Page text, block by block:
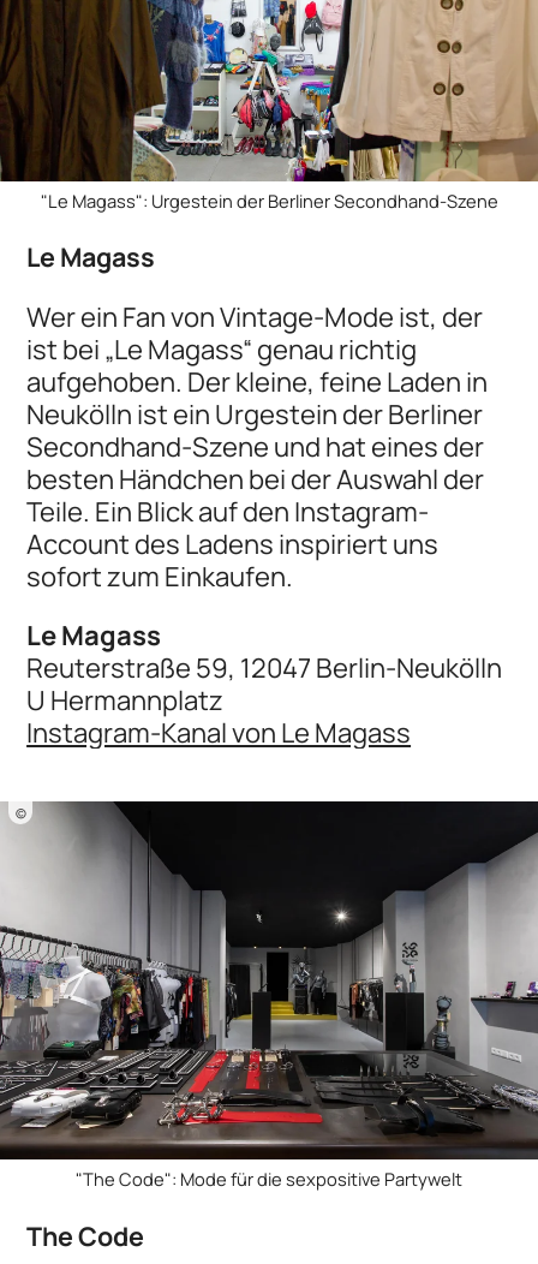
"Le Magass": Urgestein der Berliner Secondhand-Szene
Le Magass
Wer ein Fan von Vintage-Mode ist, der
ist bei „Le Magass“ genau richtig
aufgehoben. Der kleine, feine Laden in
Neukölln ist ein Urgestein der Berliner
Secondhand-Szene und hat eines der
besten Händchen bei der Auswahl der
Teile. Ein Blick auf den Instagram-
Account des Ladens inspiriert uns
sofort zum Einkaufen.
Le Magass
Reuterstraße 59, 12047 Berlin-Neukölln
U Hermannplatz
Instagram-Kanal von Le Magass
©
"The Code": Mode für die sexpositive Partywelt
The Code